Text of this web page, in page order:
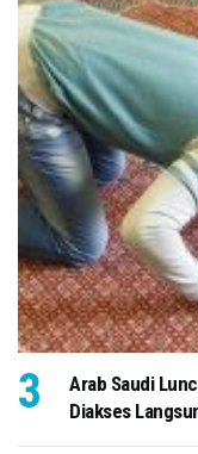
Arab Saudi
Diakses